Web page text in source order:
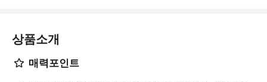
상품소개
매력포인트